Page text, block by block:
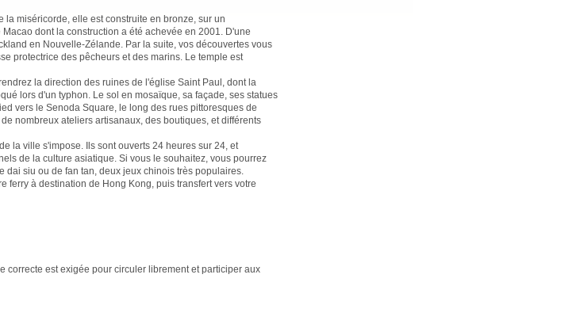
la miséricorde, elle est construite en bronze, sur un
dont la construction a été achevée en 2001. D'une
en Nouvelle-Zélande. Par la suite, vos découvertes vous
protectrice des pêcheurs et des marins. Le temple est
la direction des ruines de l'église Saint Paul, dont la
lors d'un typhon. Le sol en mosaïque, sa façade, ses statues
vers le Senoda Square, le long des rues pittoresques de
nombreux ateliers artisanaux, des boutiques, et différents
la ville s'impose. Ils sont ouverts 24 heures sur 24, et
de la culture asiatique. Si vous le souhaitez, vous pourrez
dai siu ou de fan tan, deux jeux chinois très populaires.
ferry à destination de Hong Kong, puis transfert vers votre
correcte est exigée pour circuler librement et participer aux